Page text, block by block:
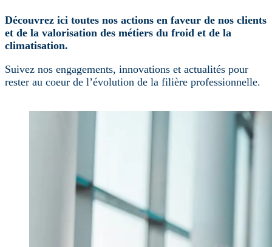
Découvrez ici toutes nos actions en faveur de nos clients
et de la valorisation des métiers du froid et de la
climatisation.
Suivez nos engagements, innovations et actualités pour
rester au coeur de l’évolution de la filière professionnelle.